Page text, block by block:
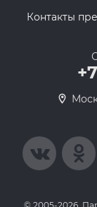
Контакты